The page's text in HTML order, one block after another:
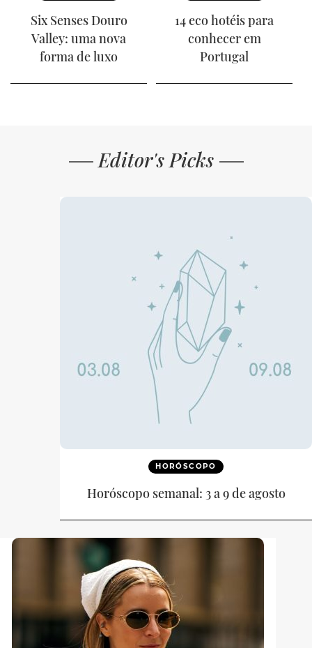
Six Senses Douro
Valley: uma nova
forma de luxo
14 eco hotéis para
conhecer em
Portugal
Editor's Picks
HORÓSCOPO
Horóscopo semanal: 3 a 9 de agosto